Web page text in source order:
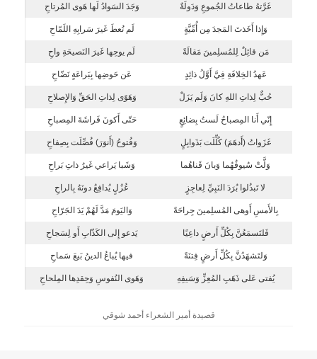
غَرَّتهُ طاعاتُ الجُموعِ وَدَولَةٌ وَجَدَ السَوادُ لَها هَوى المُرتاحِ
وَإِذا أَخَذتَ المَجدَ مِن أُمِّيَّةٍ لَم تُعطَ غَيرَ سَرابِهِ اللَمّاحِ
مَن قائِلٌ لِلمُسلِمينَ مَقالَةً لَم يوحِها غَيرَ النَصيحَةِ واحِ
عَهدُ الخِلافَةِ فِيَّ أَوَّلُ ذائِدٍ عَن حَوضِها بِبَراعَةٍ نَضّاحِ
حُبٌّ لِذاتِ اللهِ كانَ وَلَم يَزَلْ وَهَوًى لِذاتِ الحَقِّ وَالإِصلاحِ
إِنّي أَنا المِصباحُ لَستُ بِضائِعٍ حَتّى أَكونَ فَراشَةَ المِصباحِ
غَزَواتُ (أَدهَمَ) كُلِّلَت بَذَوابِلٍ وَفُتوحُ (أَنوَرَ) فُصِّلَت بِصِفاحِ
وَلَّتْ سُيوفُهُما وَبانَ قَناهُما وَشَبا يَراعي غَيرُ ذاتِ بَراحِ
لا تَبذُلوا بُرَدَ النَبِيِّ لِعاجِزٍ عُزُلٍ يُدافِعُ دونَهُ بِالراحِ
بِالأَمسِ أَوهى المُسلِمينَ جِراحَةً وَاليَومَ مَدَّ لَهُمْ يَدَ الجَرّاحِ
فَلتَسمَعُنَّ بِكُلِّ أَرضٍ داعِيًا يَدعو إِلى الكَذّابِ أَو لِسَجاحِ
وَلتَشهَدُنَّ بِكُلِّ أَرضٍ فِتنَةً فيها يُباعُ الدينُ بَيعَ سَماحِ
يُفتى عَلى ذَهَبِ المُعِزِّ وَسَيفِهِ وَهَوى النُفوسِ وَحِقدِها المِلحاحِ
قصيدة أمير الشعراء أحمد شوقي